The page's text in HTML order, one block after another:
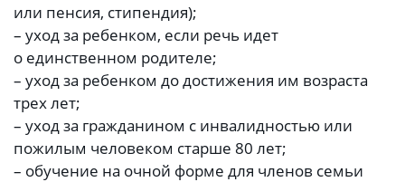
или пенсия, стипендия);
– уход за ребенком, если речь идет
о единственном родителе;
– уход за ребенком до достижения им возраста
трех лет;
– уход за гражданином с инвалидностью или
пожилым человеком старше 80 лет;
– обучение на очной форме для членов семьи